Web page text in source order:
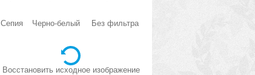
Сепия Черно-белый Без фильтра
Восстановить исходное изображение